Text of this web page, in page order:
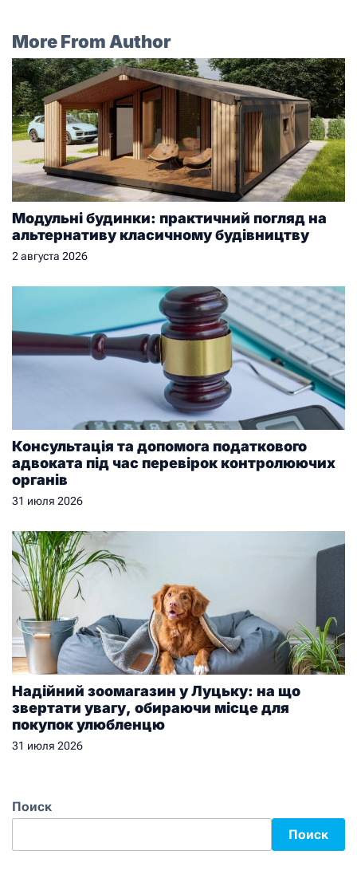
More From Author
Модульні будинки: практичний погляд на
альтернативу класичному будівництву
2 августа 2026
Консультація та допомога податкового
адвоката під час перевірок контролюючих
органів
31 июля 2026
Надійний зоомагазин у Луцьку: на що
звертати увагу, обираючи місце для
покупок улюбленцю
31 июля 2026
Поиск
Поиск